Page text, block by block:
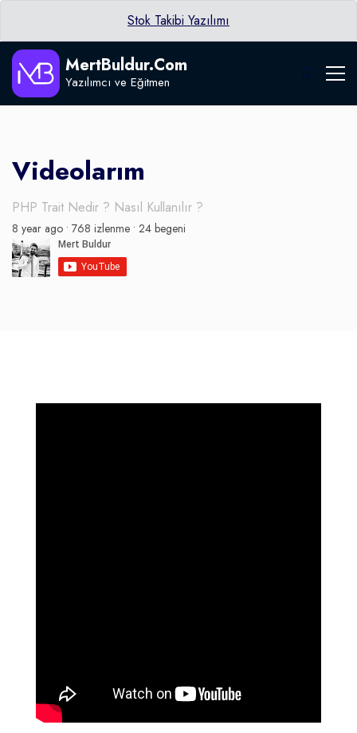
Stok Takibi Yazılımı
MertBuldur.Com
Yazılımcı ve Eğitmen
Videolarım
PHP Trait Nedir ? Nasıl Kullanılır ?
8 year ago • 768 izlenme • 24 begeni